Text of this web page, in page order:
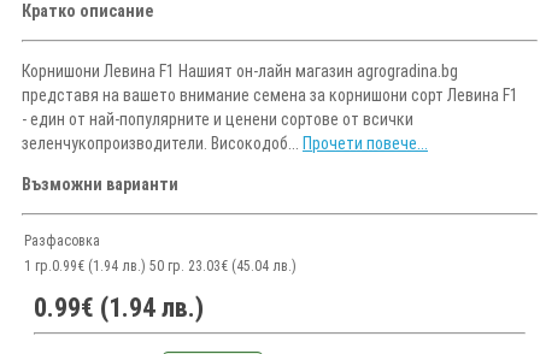
Кратко описание
Корнишони Левина F1 Нашият он-лайн магазин agrogradina.bg
представя на вашето внимание семена за корнишони сорт Левина F1
- един от най-популярните и ценени сортове от всички
зеленчукопроизводители. Високодоб... Прочети повече...
Възможни варианти
Разфасовка
1 гр. 0.99€ (1.94 лв.) 50 гр. 23.03€ (45.04 лв.)
0.99€ (1.94 лв.)